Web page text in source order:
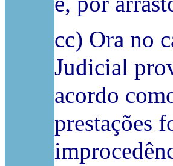
cc) Ora no
Judicial
acordo
prestações